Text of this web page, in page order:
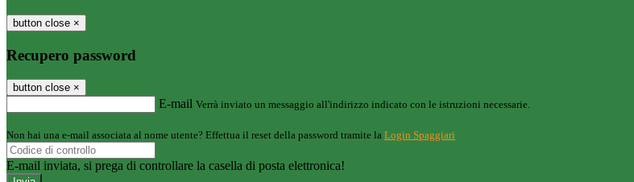
button close ×
Recupero password
button close ×
E-mail Verrà inviato un messaggio all'indirizzo indicato con le istruzioni necessarie.
Non hai una e-mail associata al nome utente? Effettua il reset della password tramite la Login Spaggiari
E-mail inviata, si prega di controllare la casella di posta elettronica!